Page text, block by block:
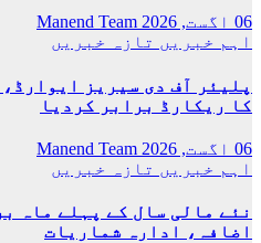
06 اگست, 2026
Manend Team
اہم خبریں تازہ خبریں
پلیئر آف دی سیریز
کا ریکارڈ برابر کردیا
06 اگست, 2026
Manend Team
اہم خبریں تازہ خبریں
اضافہ، ادارہ شماریات